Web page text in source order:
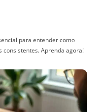
para entender como
Aprenda agora!